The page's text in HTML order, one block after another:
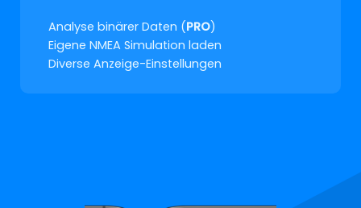
Analyse binärer Daten (PRO)
Eigene NMEA Simulation laden
Diverse Anzeige-Einstellungen